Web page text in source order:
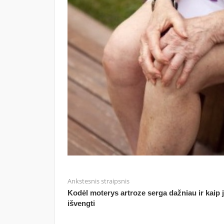
Ankstesnis straipsnis
Kodėl moterys artroze serga dažniau ir kaip
išvengti